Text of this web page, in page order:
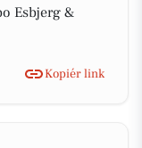
Esbjerg &
Kopiér link